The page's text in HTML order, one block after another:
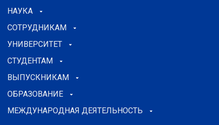
НАУКА
СОТРУДНИКАМ
УНИВЕРСИТЕТ
СТУДЕНТАМ
ВЫПУСКНИКАМ
ОБРАЗОВАНИЕ
МЕЖДУНАРОДНАЯ ДЕЯТЕЛЬНОСТЬ